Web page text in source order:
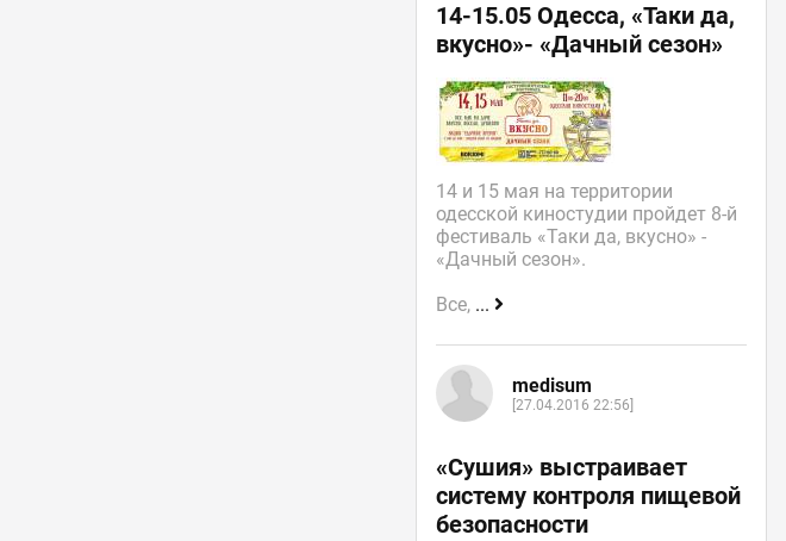
14-15.05 Одесса, «Таки да,
вкусно»- «Дачный сезон»
14 и 15 мая на территории
одесской киностудии пройдет 8-й
фестиваль «Таки да, вкусно» -
«Дачный сезон».
Все, ...
medisum
[27.04.2016 22:56]
«Сушия» выстраивает
систему контроля пищевой
безопасности